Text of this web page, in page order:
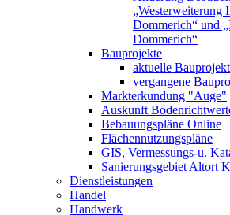
„Westerweiterung
Dommerich“ und
Dommerich“
Bauprojekte
aktuelle
vergangene
Markterkundung "Auge"
Auskunft
Bebauungspläne Online
Flächennutzungspläne
GIS, Vermessungs-u.
Sanierungsgebiet Altort
Dienstleistungen
Handel
Handwerk